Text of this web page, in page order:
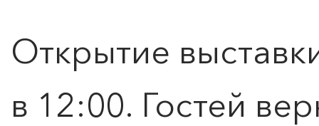
Открытие
в 12:00. Гостей